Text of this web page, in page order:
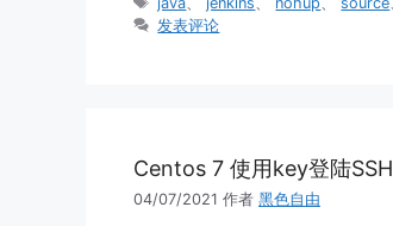
签
发表评论
Centos 7 使用key登陆SSH
04/07/2021 作者 黑色自由